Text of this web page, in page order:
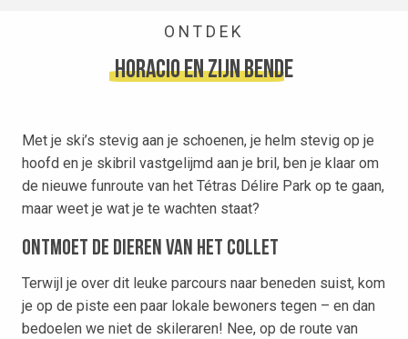
ONTDEK
Horacio en zijn bende
Met je ski’s stevig aan je schoenen, je helm stevig op je
hoofd en je skibril vastgelijmd aan je bril, ben je klaar om
de nieuwe funroute van het Tétras Délire Park op te gaan,
maar weet je wat je te wachten staat?
Ontmoet de dieren van het Collet
Terwijl je over dit leuke parcours naar beneden suist, kom
je op de piste een paar lokale bewoners tegen – en dan
bedoelen we niet de skileraren! Nee, op de route van